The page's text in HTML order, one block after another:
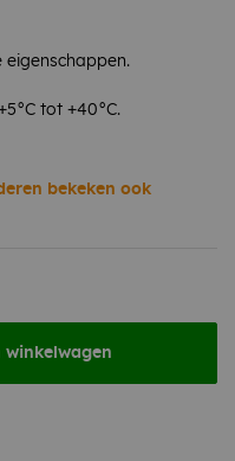
eigenschappen.
tot +40°C.
bekeken ook
winkelwagen